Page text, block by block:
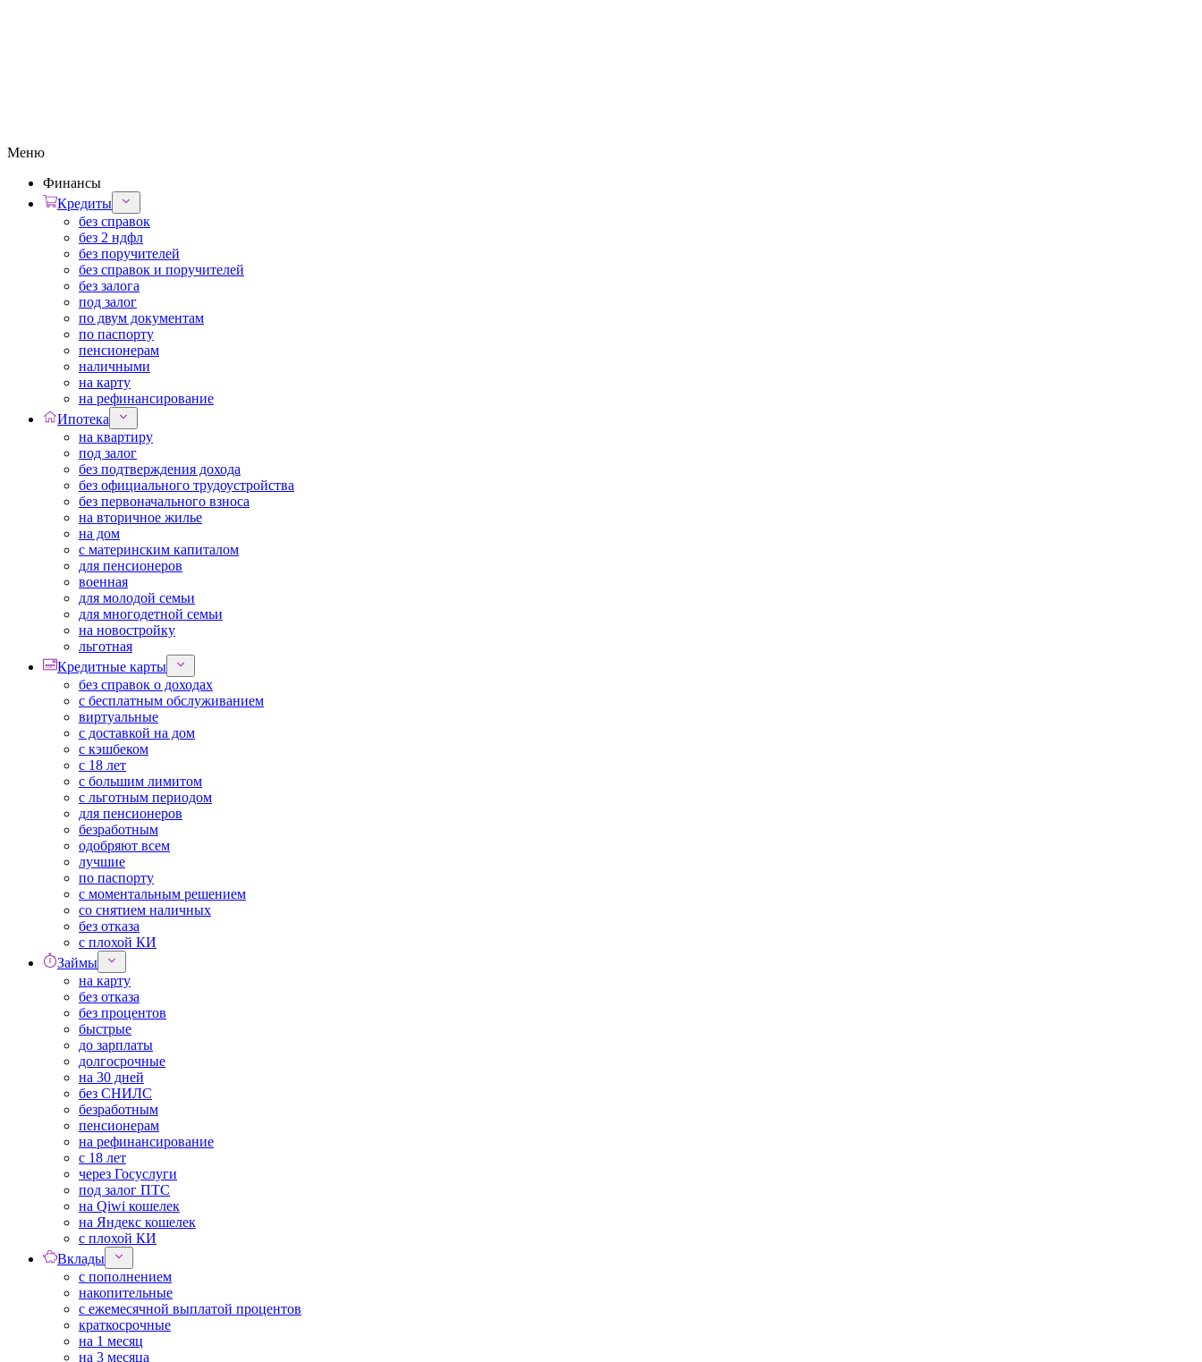
Меню
Финансы
Кредиты
без справок
без 2 ндфл
без поручителей
без справок и поручителей
без залога
под залог
по двум документам
по паспорту
пенсионерам
наличными
на карту
на рефинансирование
Ипотека
на квартиру
под залог
без подтверждения дохода
без официального трудоустройства
без первоначального взноса
на вторичное жилье
на дом
с материнским капиталом
для пенсионеров
военная
для молодой семьи
для многодетной семьи
на новостройку
льготная
Кредитные карты
без справок о доходах
с бесплатным обслуживанием
виртуальные
с доставкой на дом
с кэшбеком
с 18 лет
с большим лимитом
с льготным периодом
для пенсионеров
безработным
одобряют всем
лучшие
по паспорту
с моментальным решением
со снятием наличных
без отказа
с плохой КИ
Займы
на карту
без отказа
без процентов
быстрые
до зарплаты
долгосрочные
на 30 дней
без СНИЛС
безработным
пенсионерам
на рефинансирование
с 18 лет
через Госуслуги
под залог ПТС
на Qiwi кошелек
на Яндекс кошелек
с плохой КИ
Вклады
с пополнением
накопительные
с ежемесячной выплатой процентов
краткосрочные
на 1 месяц
на 3 месяца